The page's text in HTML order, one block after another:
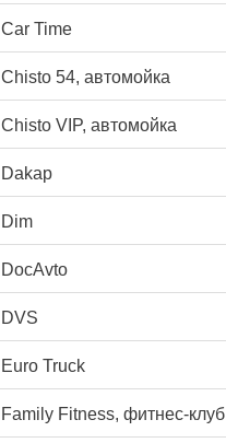
Car Time
Chisto 54, автомойка
Chisto VIP, автомойка
Dakap
Dim
DocAvto
DVS
Euro Truck
Family Fitness, фитнес-клуб